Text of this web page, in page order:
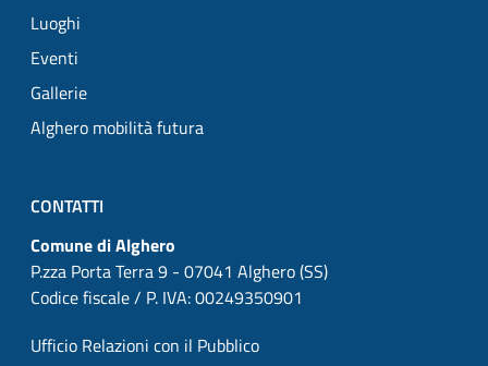
Luoghi
Eventi
Gallerie
Alghero mobilità futura
CONTATTI
Comune di Alghero
P.zza Porta Terra 9 - 07041 Alghero (SS)
Codice fiscale / P. IVA: 00249350901
Ufficio Relazioni con il Pubblico